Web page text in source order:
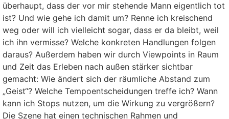
überhaupt, dass der vor mir stehende Mann eigentlich tot
ist? Und wie gehe ich damit um? Renne ich kreischend
weg oder will ich vielleicht sogar, dass er da bleibt, weil
ich ihn vermisse? Welche konkreten Handlungen folgen
daraus? Außerdem haben wir durch Viewpoints in Raum
und Zeit das Erleben nach außen stärker sichtbar
gemacht: Wie ändert sich der räumliche Abstand zum
„Geist“? Welche Tempoentscheidungen treffe ich? Wann
kann ich Stops nutzen, um die Wirkung zu vergrößern?
Die Szene hat einen technischen Rahmen und